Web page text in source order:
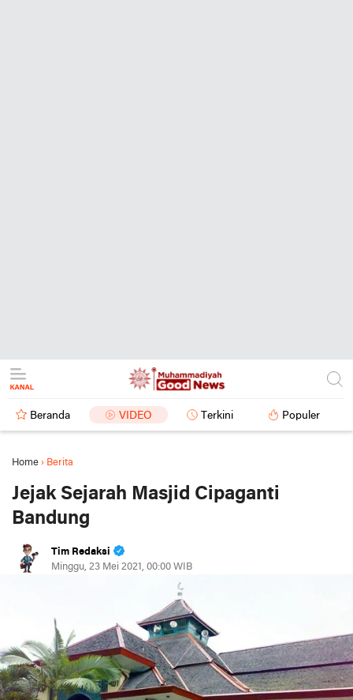
Beranda VIDEO Terkini Populer
Home › Berita
Jejak Sejarah Masjid Cipaganti
Bandung
Tim Redaksi
Minggu, 23 Mei 2021, 00:00 WIB